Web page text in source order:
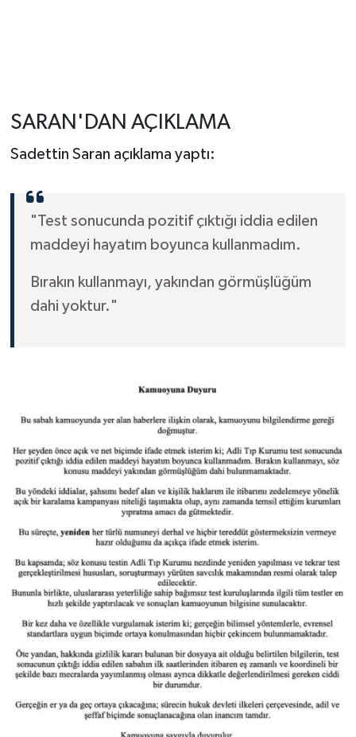
SARAN'DAN AÇIKLAMA
Sadettin Saran açıklama yaptı:
"Test sonucunda pozitif çıktığı iddia edilen
maddeyi hayatım boyunca kullanmadım.
Bırakın kullanmayı, yakından görmüşlüğüm
dahi yoktur."